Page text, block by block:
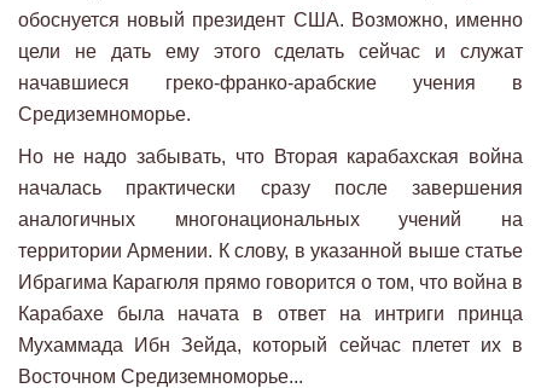
обоснуется новый президент США. Возможно, именно
цели не дать ему этого сделать сейчас и служат
начавшиеся греко-франко-арабские учения в
Средиземноморье.
Но не надо забывать, что Вторая карабахская война
началась практически сразу после завершения
аналогичных многонациональных учений на
территории Армении. К слову, в указанной выше статье
Ибрагима Карагюля прямо говорится о том, что война в
Карабахе была начата в ответ на интриги принца
Мухаммада Ибн Зейда, который сейчас плетет их в
Восточном Средиземноморье...